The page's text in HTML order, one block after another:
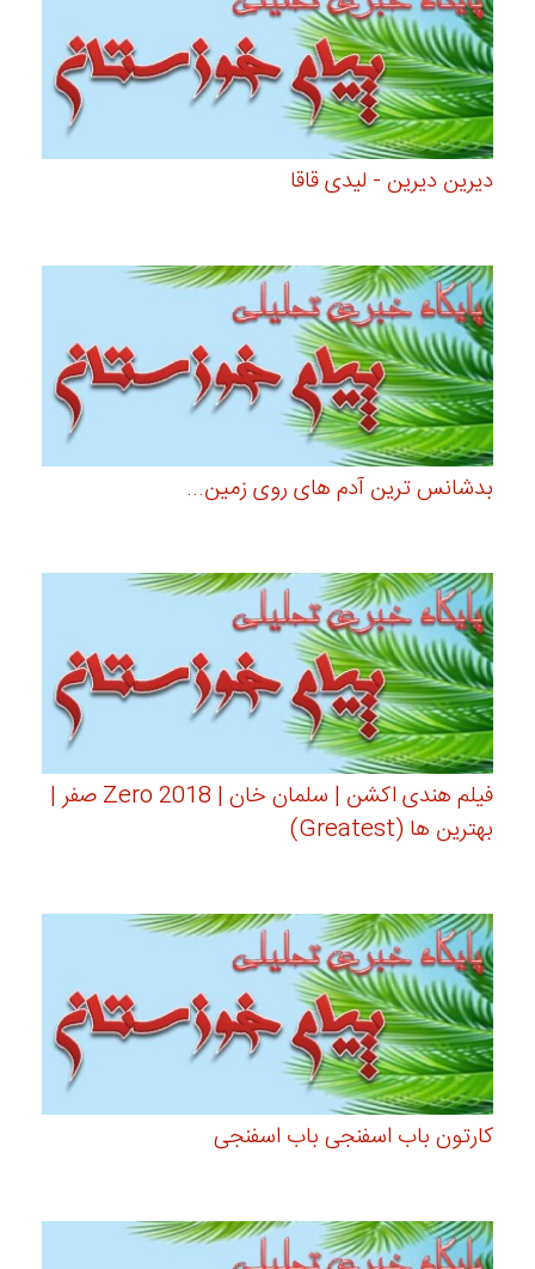
دیرین دیرین - لیدی قاقا
بدشانس ترین آدم های روی زمین...
فیلم هندی اکشن | سلمان خان | Zero 2018 صفر |
بهترین ها (Greatest)
کارتون باب اسفنجی باب اسفنجی